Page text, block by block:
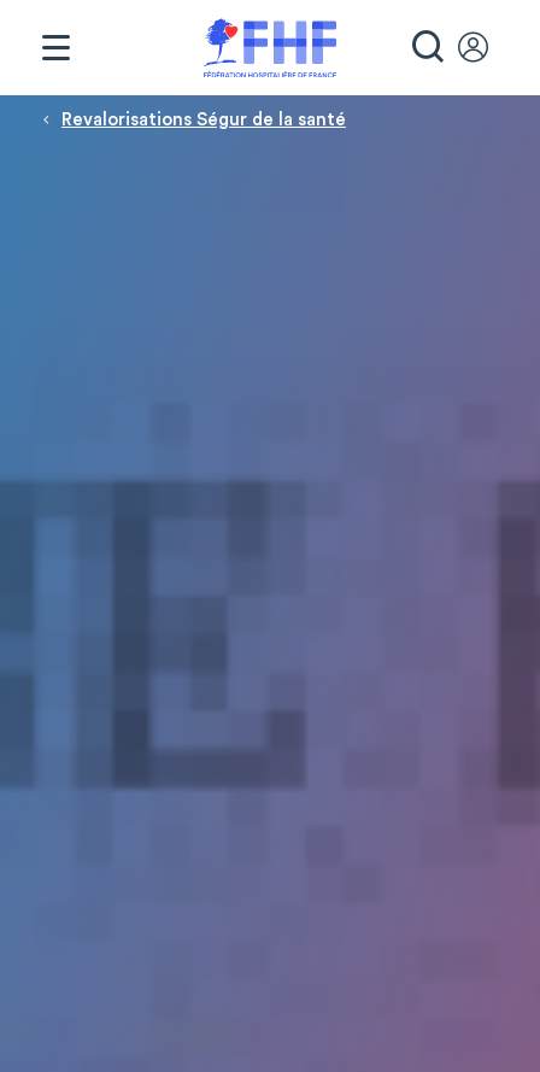
Fil d'Ariane
Revalorisations Ségur de la santé
Panneau de gestion des cookies